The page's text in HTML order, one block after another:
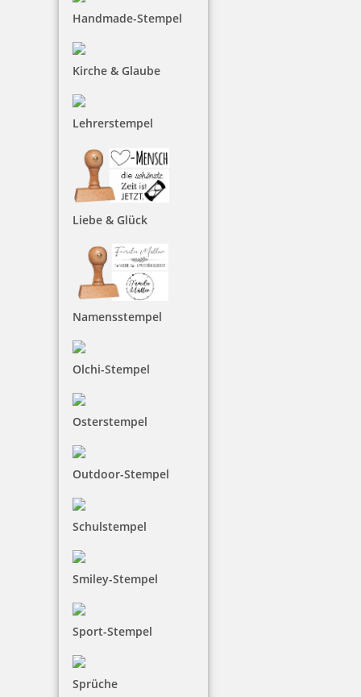
Handmade-Stempel
Kirche & Glaube
Lehrerstempel
Liebe & Glück
Namensstempel
Olchi-Stempel
Osterstempel
Outdoor-Stempel
Schulstempel
Smiley-Stempel
Sport-Stempel
Sprüche
49,87 €
Jetzt gestalten
Charity Aktion Colop Printer30 Textstempel 46 x 17 mm
Jetzt gestalten
Charity Aktion Colop Printer 40 Textstempel 58 x 22 mm
30,76 €
Jetzt gestalten